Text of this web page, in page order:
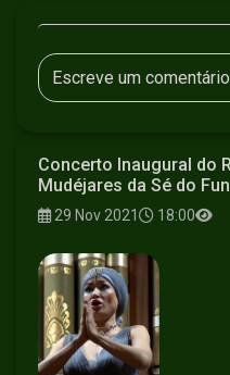
Concerto Inaugural do
Mudéjares da Sé do
29 Nov 2021 18:00